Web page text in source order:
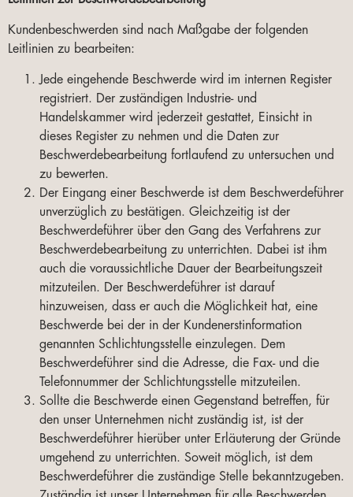
Kundenbeschwerden sind nach Maßgabe der folgenden
Leitlinien zu bearbeiten:
Jede eingehende Beschwerde wird im internen Register
registriert. Der zuständigen Industrie- und
Handelskammer wird jederzeit gestattet, Einsicht in
dieses Register zu nehmen und die Daten zur
Beschwerdebearbeitung fortlaufend zu untersuchen und
zu bewerten.
Der Eingang einer Beschwerde ist dem Beschwerdeführer
unverzüglich zu bestätigen. Gleichzeitig ist der
Beschwerdeführer über den Gang des Verfahrens zur
Beschwerdebearbeitung zu unterrichten. Dabei ist ihm
auch die voraussichtliche Dauer der Bearbeitungszeit
mitzuteilen. Der Beschwerdeführer ist darauf
hinzuweisen, dass er auch die Möglichkeit hat, eine
Beschwerde bei der in der Kundenerstinformation
genannten Schlichtungsstelle einzulegen. Dem
Beschwerdeführer sind die Adresse, die Fax- und die
Telefonnummer der Schlichtungsstelle mitzuteilen.
Sollte die Beschwerde einen Gegenstand betreffen, für
den unser Unternehmen nicht zuständig ist, ist der
Beschwerdeführer hierüber unter Erläuterung der Gründe
umgehend zu unterrichten. Soweit möglich, ist dem
Beschwerdeführer die zuständige Stelle bekanntzugeben.